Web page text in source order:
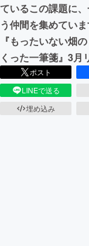
ているこの課題に
う仲間を集めてい
『もったいない畑
くった一筆箋』3月
ポスト
LINEで送る
埋め込み